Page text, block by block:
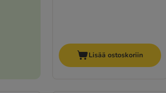
Lisää ostoskoriin